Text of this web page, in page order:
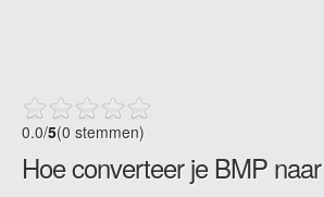
0.0/5(0 stemmen)
Hoe converteer je BMP